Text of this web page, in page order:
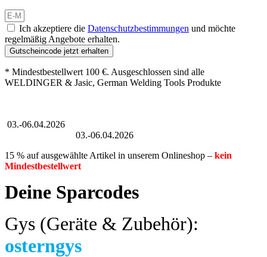
Ich akzeptiere die Datenschutzbestimmungen und möchte
regelmäßig Angebote erhalten.
Gutscheincode jetzt erhalten
* Mindestbestellwert 100 €. Ausgeschlossen sind alle
WELDINGER & Jasic, German Welding Tools Produkte
03.-06.04.2026
03.-06.04.2026
15 % auf ausgewählte Artikel in unserem Onlineshop – kein
Mindestbestellwert
Deine Sparcodes
Gys (Geräte & Zubehör):
osterngys